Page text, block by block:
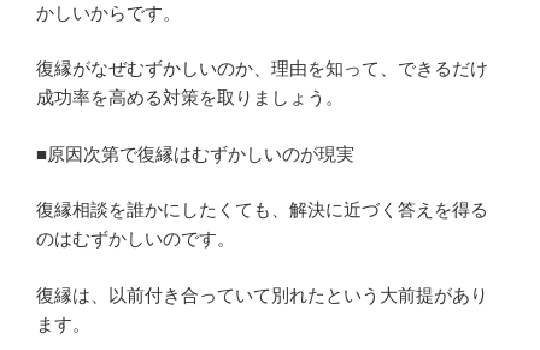
かしいからです。
復縁がなぜむずかしいのか、理由を知って、できるだけ
成功率を高める対策を取りましょう。
■原因次第で復縁はむずかしいのが現実
復縁相談を誰かにしたくても、解決に近づく答えを得る
のはむずかしいのです。
復縁は、以前付き合っていて別れたという大前提があり
ます。